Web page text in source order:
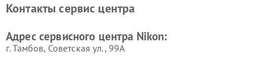
Контакты сервис центра
Адрес сервисного центра Nikon:
г. Тамбов, Советская ул., 99А